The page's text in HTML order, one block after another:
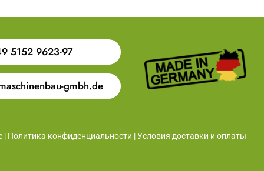
5152 9623-97
gmbh.de
| Политика конфиденциальности |Условия доставки и оплаты